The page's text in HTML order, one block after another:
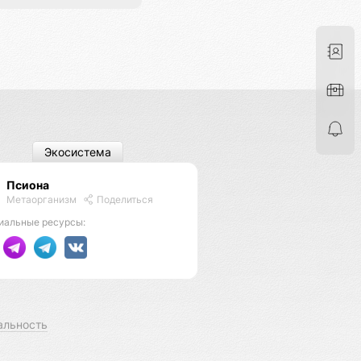
Псиона
Метаорганизм
Поделиться
ресурсы:
Экосистема